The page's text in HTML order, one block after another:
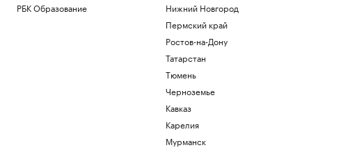
РБК Образование
Нижний Новгород
Пермский край
Ростов-на-Дону
Татарстан
Тюмень
Черноземье
Кавказ
Карелия
Мурманск